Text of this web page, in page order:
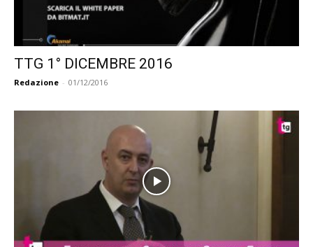
TTG 1° DICEMBRE 2016
Redazione - 01/12/2016